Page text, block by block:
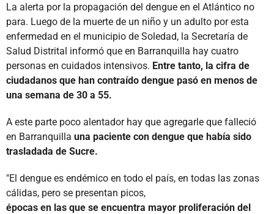
La alerta por la propagación del dengue en el Atlántico no
para. Luego de la muerte de un niño y un adulto por esta
enfermedad en el municipio de Soledad, la Secretaría de
Salud Distrital informó que en Barranquilla hay cuatro
personas en cuidados intensivos. Entre tanto, la cifra de
ciudadanos que han contraído dengue pasó en menos de
una semana de 30 a 55.
A este parte poco alentador hay que agregarle que falleció
en Barranquilla una paciente con dengue que había sido
trasladada de Sucre.
"El dengue es endémico en todo el país, en todas las zonas
cálidas, pero se presentan picos,
épocas en las que se encuentra mayor proliferación del